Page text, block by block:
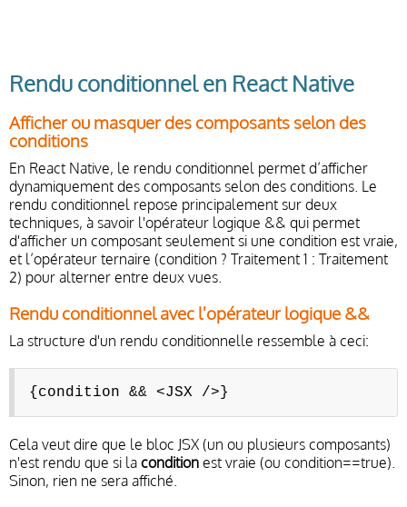
Rendu conditionnel en React Native
Afficher ou masquer des composants selon des
conditions
En React Native, le rendu conditionnel permet d’afficher
dynamiquement des composants selon des conditions. Le
rendu conditionnel repose principalement sur deux
techniques, à savoir l'opérateur logique && qui permet
d'afficher un composant seulement si une condition est vraie,
et l’opérateur ternaire (condition ? Traitement 1 : Traitement
2) pour alterner entre deux vues.
Rendu conditionnel avec l'opérateur logique &&
La structure d'un rendu conditionnelle ressemble à ceci:
{condition && <JSX />}
Cela veut dire que le bloc JSX (un ou plusieurs composants)
n'est rendu que si la condition est vraie (ou condition==true).
Sinon, rien ne sera affiché.